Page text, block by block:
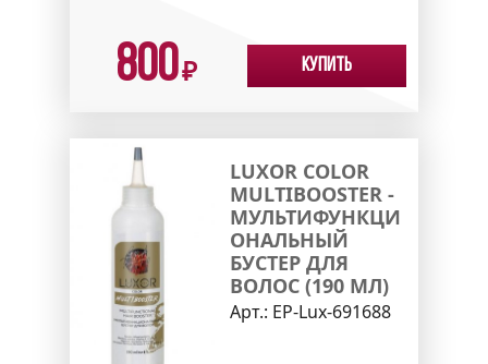
800₽ Купить
LUXOR COLOR
MULTIBOOSTER -
МУЛЬТИФУНКЦИ
ОНАЛЬНЫЙ
БУСТЕР ДЛЯ
ВОЛОС (190 МЛ)
Арт.: EP-Lux-691688